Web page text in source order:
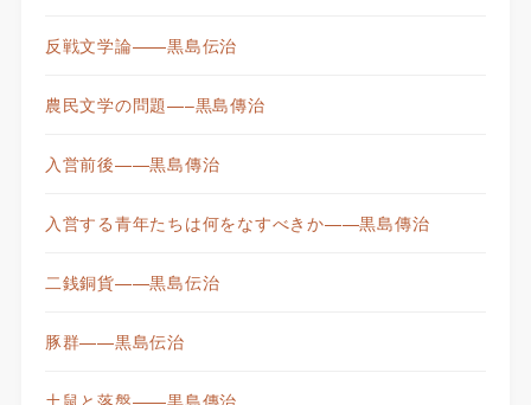
反戦文学論——黒島伝治
農民文学の問題—–黒島傳治
入営前後——黒島傳治
入営する青年たちは何をなすべきか——黒島傳治
二銭銅貨——黒島伝治
豚群——黒島伝治